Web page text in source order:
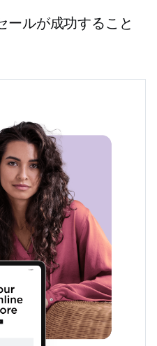
ールが成功すること